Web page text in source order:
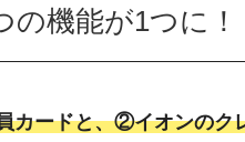
機能が1つに！
カードと、②イオンのク